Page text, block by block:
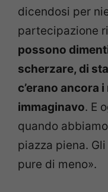
dicendosi per
partecipazione
possono
scherzare, di
c’erano ancora
immaginavo. E
quando
piazza piena.
pure di meno».